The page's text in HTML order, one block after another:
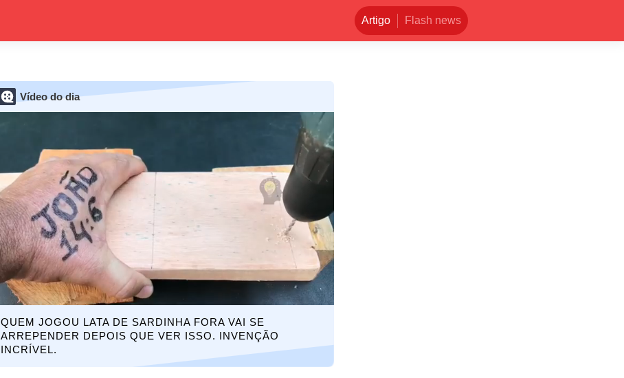
Artigo Flash news
Vídeo do dia
QUEM JOGOU LATA DE SARDINHA FORA VAI SE
ARREPENDER DEPOIS QUE VER ISSO. INVENÇÃO
INCRÍVEL.